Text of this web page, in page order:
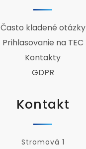
Často kladené otázky
Prihlasovanie na TEC
Kontakty
GDPR
Kontakt
Stromová 1